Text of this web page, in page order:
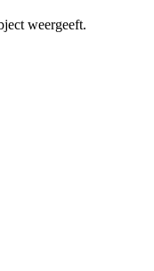
weergeeft.